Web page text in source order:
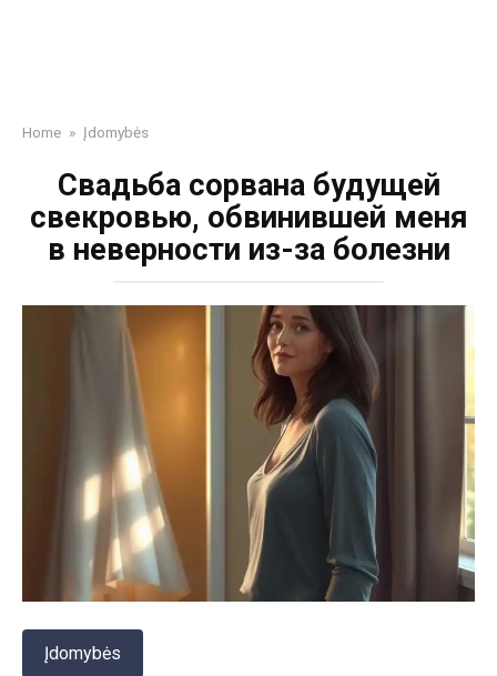
Home » Įdomybės
Свадьба сорвана будущей
свекровью, обвинившей меня
в неверности из-за болезни
Įdomybės